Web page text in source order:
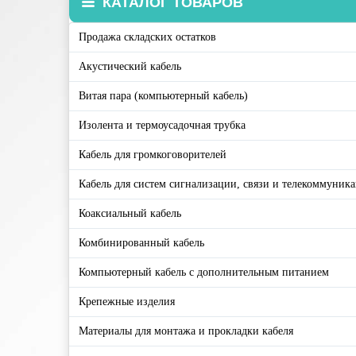
Продажа складских остатков
Акустический кабель
Витая пара (компьютерный кабель)
Изолента и термоусадочная трубка
Кабель для громкоговорителей
Кабель для систем сигнализации, связи и
Коаксиальный кабель
Комбинированный кабель
Компьютерный кабель с дополнительным питанием
Крепежные изделия
Материалы для монтажа и прокладки кабеля